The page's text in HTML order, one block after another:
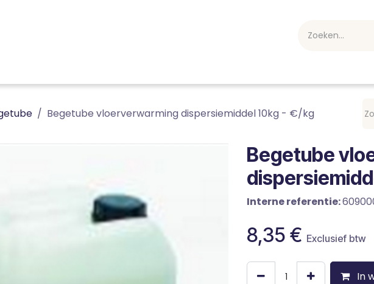
Begetube vloerverwarming dispersiemiddel 10kg - €/kg
Begetube
Interne referentie:
8,35 € Exclusief btw
In